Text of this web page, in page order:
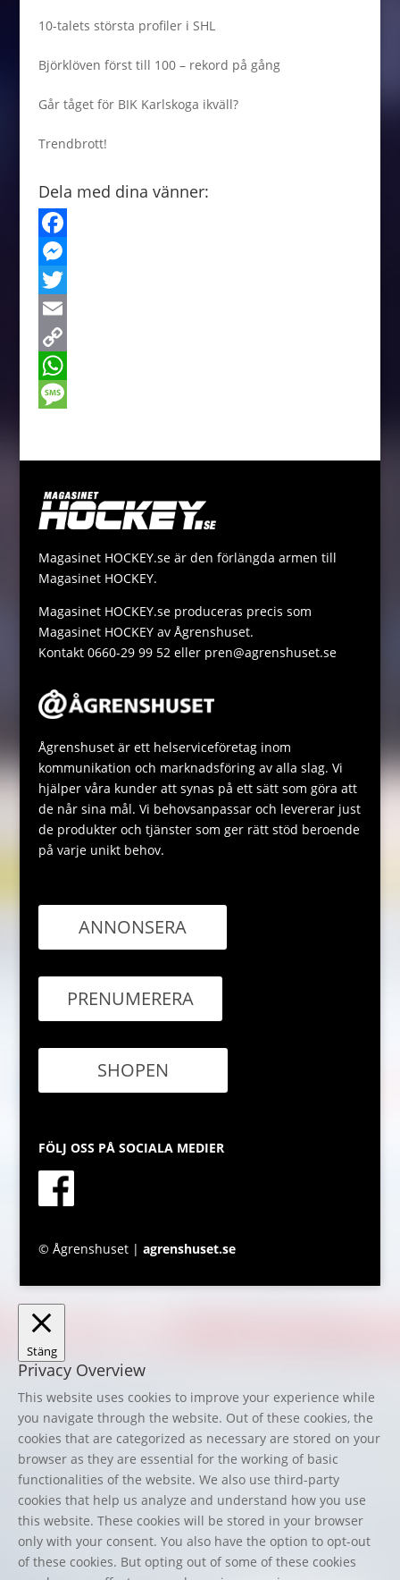
10-talets största profiler i SHL
Björklöven först till 100 – rekord på gång
Går tåget för BIK Karlskoga ikväll?
Trendbrott!
Dela med dina vänner:
F
a
c
e
b
o
M
e
s
s
e
r
T
w
t
E
m
a
C
o
i
k
W
s
p
s
g
Magasinet HOCKEY.se är den förlängda armen till
Magasinet HOCKEY.
Magasinet HOCKEY.se produceras precis som
Magasinet HOCKEY av Ågrenshuset.
Kontakt 0660-29 99 52 eller pren@agrenshuset.se
Ågrenshuset är ett helserviceföretag inom
kommunikation och marknadsföring av alla slag. Vi
hjälper våra kunder att synas på ett sätt som göra att
de når sina mål. Vi behovsanpassar och levererar just
de produkter och tjänster som ger rätt stöd beroende
på varje unikt behov.
ANNONSERA
PRENUMERERA
SHOPEN
FÖLJ OSS PÅ SOCIALA MEDIER
© Ågrenshuset | agrenshuset.se
Stäng
Privacy Overview
This website uses cookies to improve your experience while
you navigate through the website. Out of these cookies, the
cookies that are categorized as necessary are stored on your
browser as they are essential for the working of basic
functionalities of the website. We also use third-party
cookies that help us analyze and understand how you use
this website. These cookies will be stored in your browser
only with your consent. You also have the option to opt-out
of these cookies. But opting out of some of these cookies